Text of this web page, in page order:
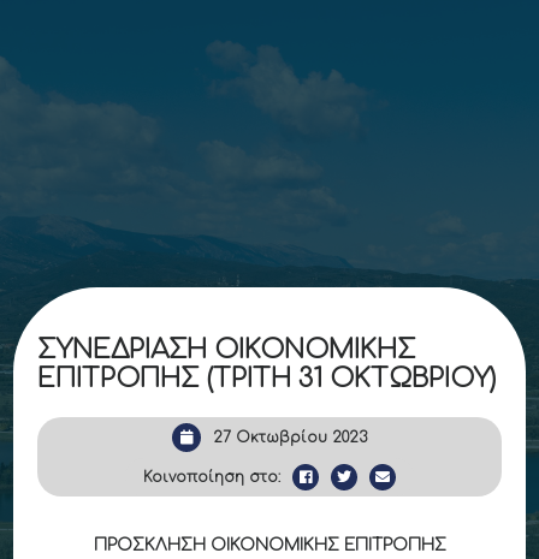
ΣΥΝΕΔΡΙΑΣΗ ΟΙΚΟΝΟΜΙΚΗΣ
ΕΠΙΤΡΟΠΗΣ (ΤΡΙΤΗ 31 ΟΚΤΩΒΡΙΟΥ)
27 Οκτωβρίου 2023
Κοινοποίηση στο:
ΠΡΟΣΚΛΗΣΗ ΟΙΚΟΝΟΜΙΚΗΣ ΕΠΙΤΡΟΠΗΣ